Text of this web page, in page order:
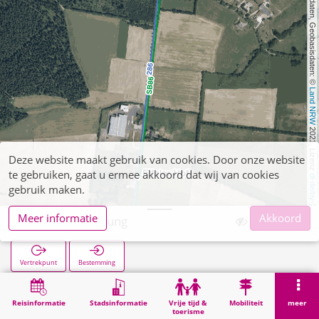
, Kartendaten, Geobasisdaten: ©
Land NRW
2021, Lizenz
dl-de/by-2-0
Reisinformatie Stadsinformatie
Vrije tijd &
toerisme
Mobiliteit meer
Hürtgen Siedlung
Vertrekpunt Bestemming
Zoekopracht Hürtgen Siedlung
Deze website maakt gebruik van cookies. Door onze website
te gebruiken, gaat u ermee akkoord dat wij van cookies
gebruik maken.
Meer informatie
Akkoord